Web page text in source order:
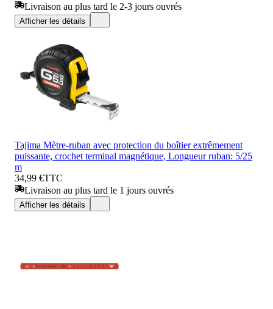
Livraison au plus tard le 2-3 jours ouvrés
Afficher les détails
Tajima Mètre-ruban avec protection du boîtier extrêmement
puissante, crochet terminal magnétique, Longueur ruban: 5/25
m
34,99 €TTC
Livraison au plus tard le 1 jours ouvrés
Afficher les détails